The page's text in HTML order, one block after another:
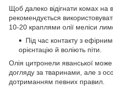
Щоб далеко відігнати комах на
рекомендується
10-20 краплями олії меліси
Під час контакту з
орієнтацію й воліють піти.
Олія цитронели яванської
догляду за тваринами, але з
дотриманням певних правил.